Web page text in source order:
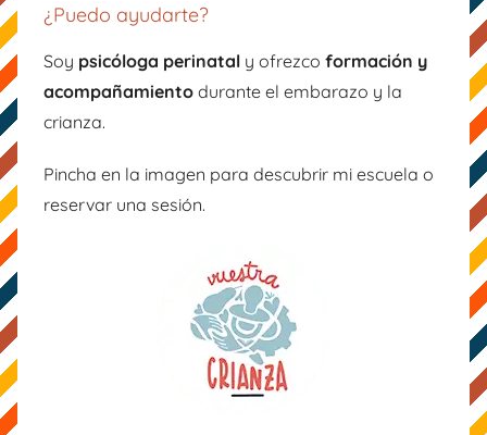
e
b
o
o
gr
a
m
e
st
¿Puedo ayudarte?
Soy psicóloga perinatal y ofrezco formación y
acompañamiento durante el embarazo y la
crianza.
Pincha en la imagen para descubrir mi escuela o
reservar una sesión.